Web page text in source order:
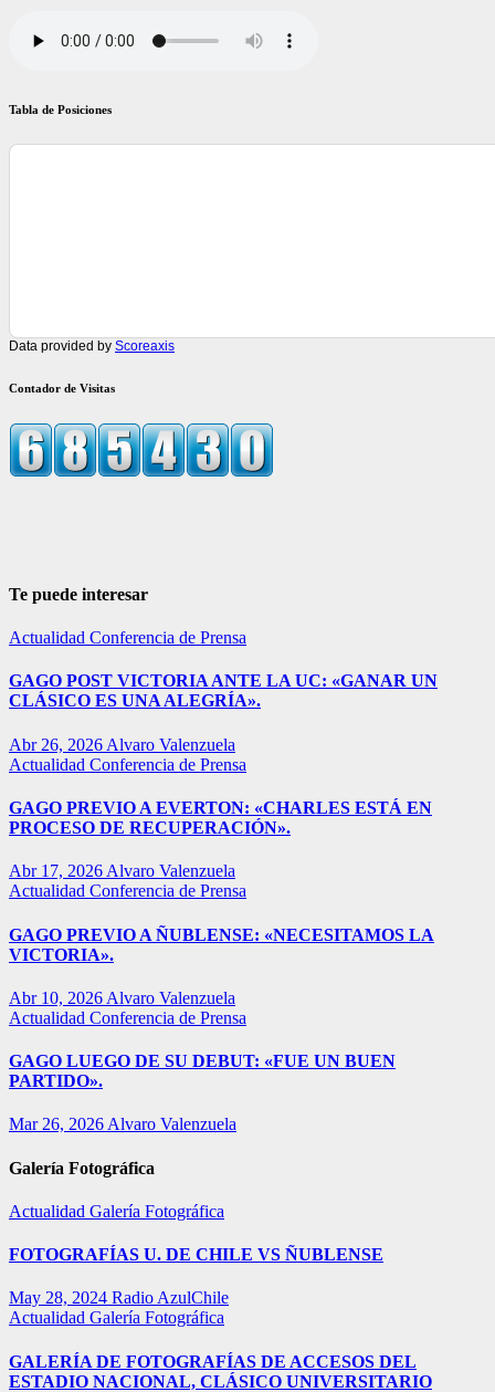
Tabla de Posiciones
Data provided by Scoreaxis
Contador de Visitas
Te puede interesar
Actualidad Conferencia de Prensa
GAGO POST VICTORIA ANTE LA UC: «GANAR UN
CLÁSICO ES UNA ALEGRÍA».
Abr 26, 2026 Alvaro Valenzuela
Actualidad Conferencia de Prensa
GAGO PREVIO A EVERTON: «CHARLES ESTÁ EN
PROCESO DE RECUPERACIÓN».
Abr 17, 2026 Alvaro Valenzuela
Actualidad Conferencia de Prensa
GAGO PREVIO A ÑUBLENSE: «NECESITAMOS LA
VICTORIA».
Abr 10, 2026 Alvaro Valenzuela
Actualidad Conferencia de Prensa
GAGO LUEGO DE SU DEBUT: «FUE UN BUEN
PARTIDO».
Mar 26, 2026 Alvaro Valenzuela
Galería Fotográfica
Actualidad Galería Fotográfica
FOTOGRAFÍAS U. DE CHILE VS ÑUBLENSE
May 28, 2024 Radio AzulChile
Actualidad Galería Fotográfica
GALERÍA DE FOTOGRAFÍAS DE ACCESOS DEL
ESTADIO NACIONAL, CLÁSICO UNIVERSITARIO